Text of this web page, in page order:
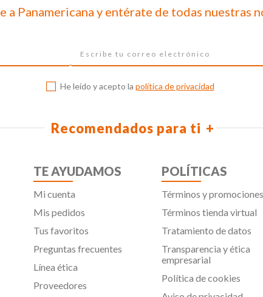
a Panamericana y entérate de todas nuestras
He leído y acepto la política de privacidad
Recomendados para ti
TE AYUDAMOS
Mi cuenta
Mis pedidos
Tus favoritos
Preguntas frecuentes
Línea ética
Proveedores
POLÍTICAS
Términos y promociones
Términos tienda virtual
Tratamiento de datos
Transparencia y ética
empresarial
Política de cookies